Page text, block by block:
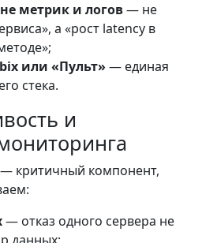
метрик и логов— не
а «рост latency в
или «Пульт» — единая
стека.
и
критичный компонент,
— отказ одного сервера не